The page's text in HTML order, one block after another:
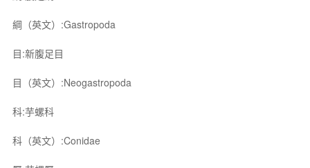
綱（英文）:Gastropoda
目:新腹足目
目（英文）:Neogastropoda
科:芋螺科
科（英文）:Conidae